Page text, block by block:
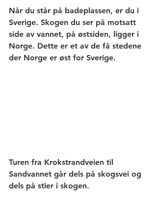
Når du står på badeplassen, er du i
Sverige. Skogen du ser på motsatt
side av vannet, på østsiden, ligger i
Norge. Dette er et av de få stedene
der Norge er øst for Sverige.
Turen fra Krokstrandveien til
Sandvannet går dels på skogsvei og
dels på stier i skogen.